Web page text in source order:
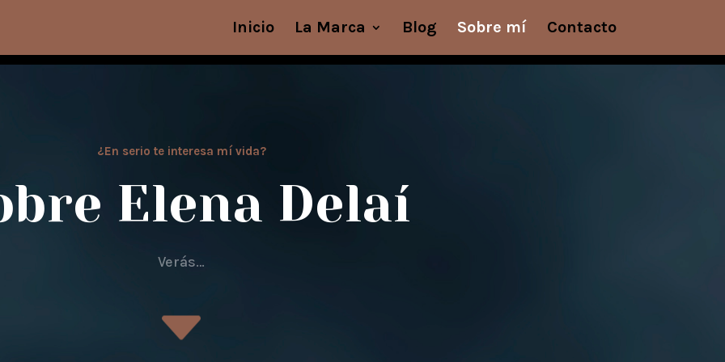
Inicio La Marca Blog Sobre mí Contacto
¿En serio te interesa mí vida?
Elena Delaí
Verás…
C